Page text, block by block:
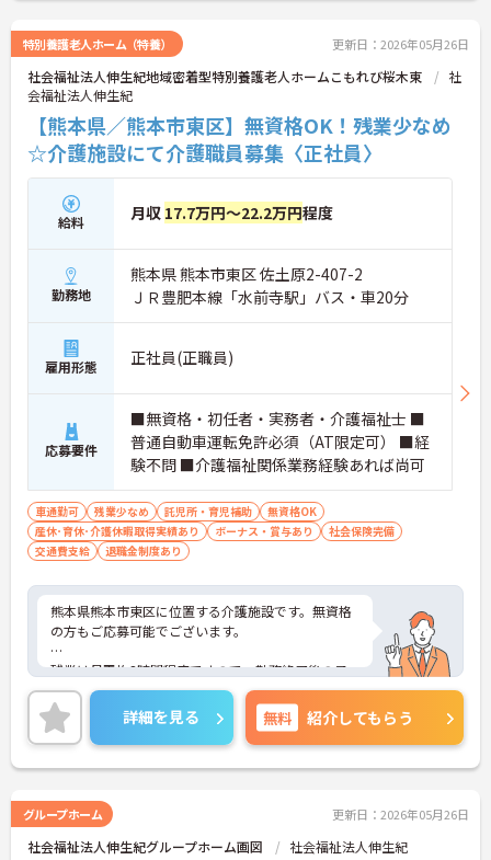
特別養護老人ホーム（特養） 更新日：2026年05月26日
社会福祉法人伸生紀地域密着型特別養護老人ホームこもれび桜木東
社
会福祉法人伸生紀
【熊本県／熊本市東区】無資格OK！残業少なめ
☆介護施設にて介護職員募集〈正社員〉
給料 月収 17.7万円～22.2万円程度
勤務地
熊本県 熊本市東区 佐土原2-407-2
ＪＲ豊肥本線「水前寺駅」バス・車20分
雇用形態 正社員(正職員)
応募要件
■無資格・初任者・実務者・介護福祉士 ■
普通自動車運転免許必須（AT限定可） ■経
験不問 ■介護福祉関係業務経験あれば尚可
車通勤可 残業少なめ 託児所・育児補助
無資格OK
産休･育休･介護休暇取得実績あり
ボーナス・賞与あり
社会保険完備
交通費支給
退職金制度あり
熊本県熊本市東区に位置する介護施設です。無資格
の方もご応募可能でございます。
残業は月平均3時間程度ですので、勤務終了後の予
定も立てやすいです。
昇給や賞与制度があり頑張りが評価されてしっかり
と職員に還元されます。
に詳細をお話しいたしますのでお気軽にご相談くだ
さい！
詳細を見る 無料 紹介してもらう
グループホーム 更新日：2026年05月26日
社会福祉法人伸生紀グループホーム画図 社会福祉法人伸生紀